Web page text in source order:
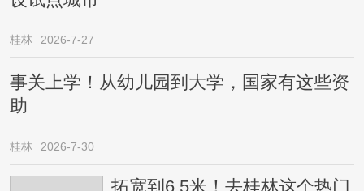
桂林 2026-7-27
事关上学！从幼儿园到大学，国家有这些资
助
桂林 2026-7-30
拓宽到6.5米！去桂林这个热门